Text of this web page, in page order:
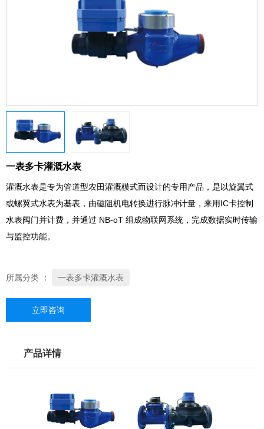
一表多卡灌溉水表
灌溉水表是专为管道型农田灌溉模式而设计的专用产品，是以旋翼式
或螺翼式水表为基表，由磁阻机电转换进行脉冲计量，来用IC卡控制
水表阀门并计费，并通过 NB-oT 组成物联网系统，完成数据实时传输
与监控功能。
所属分类 ： 一表多卡灌溉水表
立即咨询
产品详情